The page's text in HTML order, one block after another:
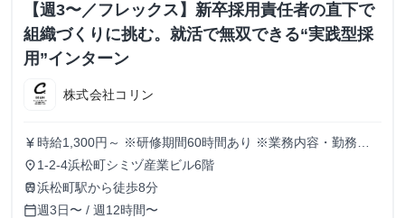
【週3〜／フレックス】新卒採用責任者の直下で
組織づくりに挑む。就活で無双できる“実践型採
用”インターン
株式会社コリン
currency_yen 時給1,300円～ ※研修期間60時間あり ※業務内容・勤務状
況により決定
place 1-2-4浜松町シミヅ産業ビル6階
train浜松町駅から徒歩8分
calendar_today週3日〜 / 週12時間〜